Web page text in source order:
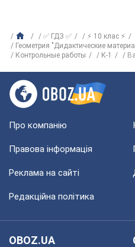
✅ ГДЗ ✅ ⚡ 10 клас ⚡
Геометрия "Дидактические
Контрольные работы
К-1
Про компанію
Правова інформація
Реклама на сайті
Редакційна політика
OBOZ.UA